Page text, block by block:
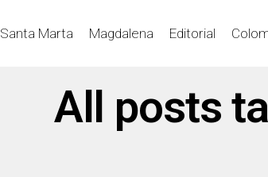
Santa Marta Magdalena Editorial
All posts